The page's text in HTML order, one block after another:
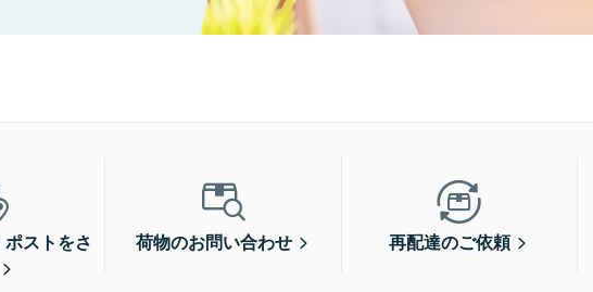
ストをさ
荷物のお問い合わせ 再配達のご依頼